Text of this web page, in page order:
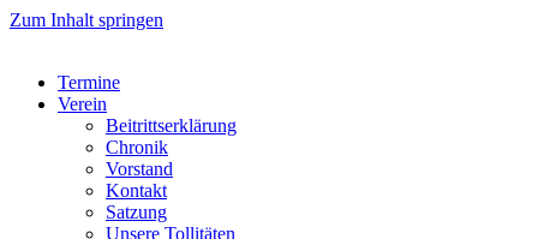
Zum Inhalt springen
Termine
Verein
Beitrittserklärung
Chronik
Vorstand
Kontakt
Satzung
Unsere Tollitäten